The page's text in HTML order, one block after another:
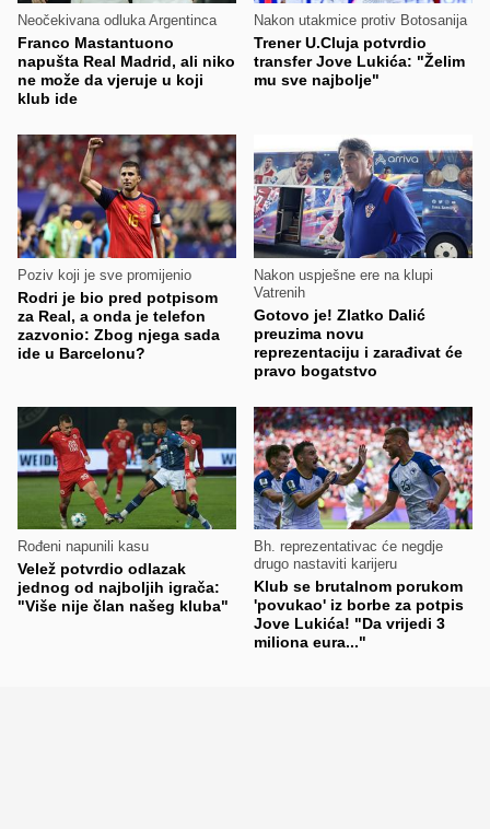
Neočekivana odluka Argentinca
Franco Mastantuono
napušta Real Madrid, ali niko
ne može da vjeruje u koji
klub ide
Nakon utakmice protiv Botosanija
Trener U.Cluja potvrdio
transfer Jove Lukića: "Želim
mu sve najbolje"
Poziv koji je sve promijenio
Rodri je bio pred potpisom
za Real, a onda je telefon
zazvonio: Zbog njega sada
ide u Barcelonu?
Nakon uspješne ere na klupi
Vatrenih
Gotovo je! Zlatko Dalić
preuzima novu
reprezentaciju i zarađivat će
pravo bogatstvo
Rođeni napunili kasu
Velež potvrdio odlazak
jednog od najboljih igrača:
"Više nije član našeg kluba"
Bh. reprezentativac će negdje
drugo nastaviti karijeru
Klub se brutalnom porukom
'povukao' iz borbe za potpis
Jove Lukića! "Da vrijedi 3
miliona eura..."